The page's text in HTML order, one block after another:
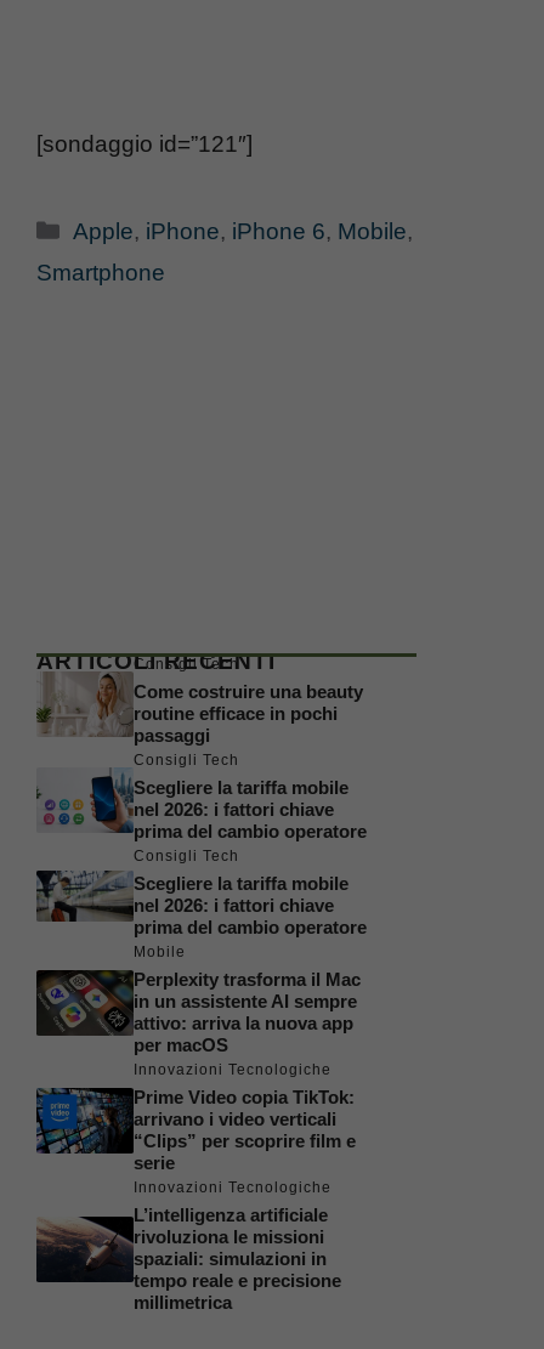
[sondaggio id=”121″]
Categorie
Apple, iPhone, iPhone 6, Mobile,
Smartphone
ARTICOLI RECENTI
Consigli Tech
Come costruire una beauty
routine efficace in pochi
passaggi
Consigli Tech
Scegliere la tariffa mobile
nel 2026: i fattori chiave
prima del cambio operatore
Consigli Tech
Scegliere la tariffa mobile
nel 2026: i fattori chiave
prima del cambio operatore
Mobile
Perplexity trasforma il Mac
in un assistente AI sempre
attivo: arriva la nuova app
per macOS
Innovazioni Tecnologiche
Prime Video copia TikTok:
arrivano i video verticali
“Clips” per scoprire film e
serie
Innovazioni Tecnologiche
L’intelligenza artificiale
rivoluziona le missioni
spaziali: simulazioni in
tempo reale e precisione
millimetrica